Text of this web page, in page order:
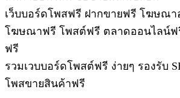
เว็บบอร์ดโพสฟรี ฝากขายฟรี โฆษณ
โฆษณาฟรี โพสต์ฟรี ตลาดออนไลน์ฟ
ฟรี
รวมเวบบอร์ดโพสต์ฟรี ง่ายๆ รองรับ
โพสขายสินค้าฟรี